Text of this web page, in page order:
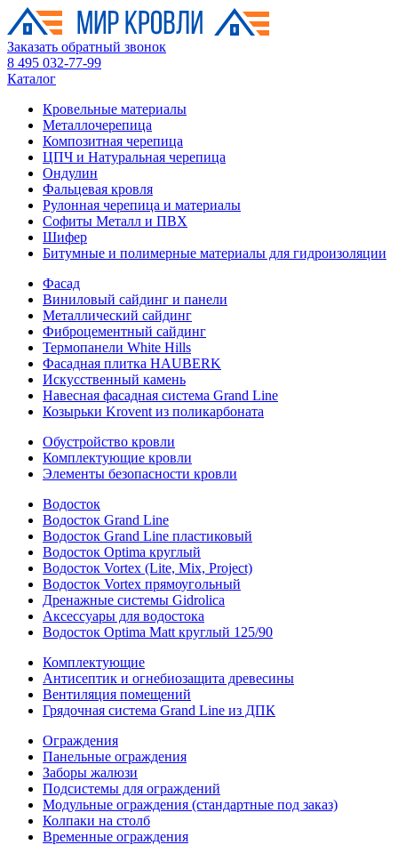
Заказать обратный звонок
8 495 032-77-99
Каталог
Кровельные материалы
Металлочерепица
Композитная черепица
ЦПЧ и Натуральная черепица
Ондулин
Фальцевая кровля
Рулонная черепица и материалы
Софиты Металл и ПВХ
Шифер
Битумные и полимерные материалы для гидроизоляции
Фасад
Виниловый сайдинг и панели
Металлический сайдинг
Фиброцементный сайдинг
Термопанели White Hills
Фасадная плитка HAUBERK
Искусственный камень
Навесная фасадная система Grand Line
Козырьки Krovent из поликарбоната
Обустройство кровли
Комплектующие кровли
Элементы безопасности кровли
Водосток
Водосток Grand Line
Водосток Grand Line пластиковый
Водосток Optima круглый
Водосток Vortex (Lite, Mix, Project)
Водосток Vortex прямоугольный
Дренажные системы Gidrolica
Аксессуары для водостока
Водосток Optima Matt круглый 125/90
Комплектующие
Антисептик и огнебиозащита древесины
Вентиляция помещений
Грядочная система Grand Line из ДПК
Ограждения
Панельные ограждения
Заборы жалюзи
Подсистемы для ограждений
Модульные ограждения (стандартные под заказ)
Колпаки на столб
Временные ограждения